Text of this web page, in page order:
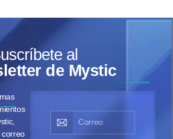
al
de Mystic
correo